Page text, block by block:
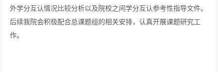
外学分互认情况比较分析以及院校之间学分互认参考性指导文件。
后续我院会积极配合总课题组的相关安排，认真开展课题研究工
作。